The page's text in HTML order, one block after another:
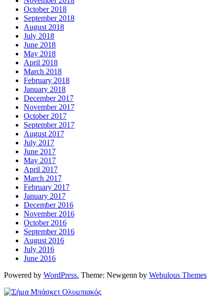
October 2018
September 2018
August 2018
July 2018
June 2018
May 2018
April 2018
March 2018
February 2018
January 2018
December 2017
November 2017
October 2017
September 2017
August 2017
July 2017
June 2017
May 2017
April 2017
March 2017
February 2017
January 2017
December 2016
November 2016
October 2016
September 2016
August 2016
July 2016
June 2016
Powered by WordPress. Theme: Newgenn by Webulous Themes